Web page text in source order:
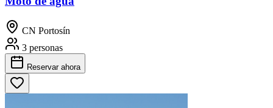
CN Portosín
3 personas
Reservar ahora